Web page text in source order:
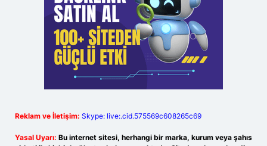
Reklam ve İletişim: Skype: live:.cid.575569c608265c69
Yasal Uyarı: Bu internet sitesi, herhangi bir marka, kurum veya şahıs